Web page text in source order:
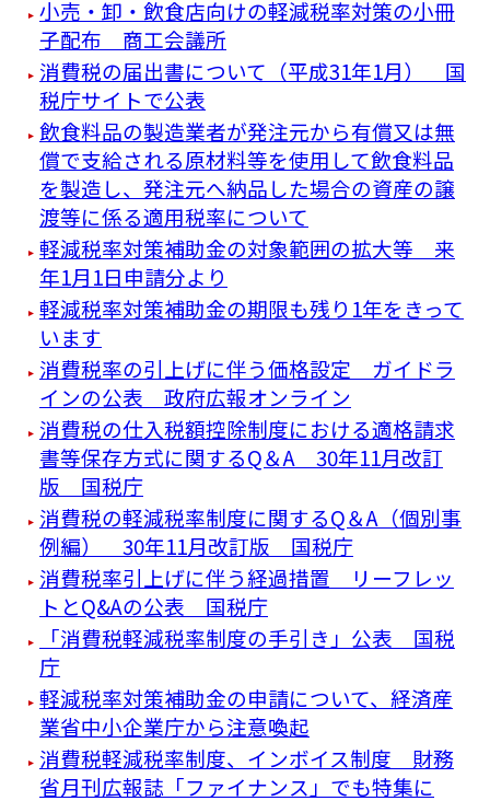
小売・卸・飲食店向けの軽減税率対策の小冊
子配布 商工会議所
消費税の届出書について（平成31年1月） 国
税庁サイトで公表
飲食料品の製造業者が発注元から有償又は無
償で支給される原材料等を使用して飲食料品
を製造し、発注元へ納品した場合の資産の譲
渡等に係る適用税率について
軽減税率対策補助金の対象範囲の拡大等 来
年1月1日申請分より
軽減税率対策補助金の期限も残り1年をきって
います
消費税率の引上げに伴う価格設定 ガイドラ
インの公表 政府広報オンライン
消費税の仕入税額控除制度における適格請求
書等保存方式に関するQ＆A 30年11月改訂
版 国税庁
消費税の軽減税率制度に関するQ＆A（個別事
例編） 30年11月改訂版 国税庁
消費税率引上げに伴う経過措置 リーフレッ
トとQ&Aの公表 国税庁
「消費税軽減税率制度の手引き」公表 国税
庁
軽減税率対策補助金の申請について、経済産
業省中小企業庁から注意喚起
消費税軽減税率制度、インボイス制度 財務
省月刊広報誌「ファイナンス」でも特集に